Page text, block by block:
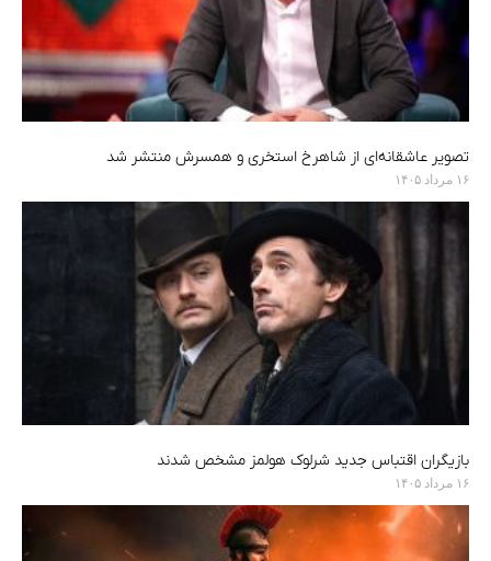
تصویر عاشقانه‌ای از شاهرخ استخری و همسرش منتشر شد
۱۶ مرداد ۱۴۰۵
بازیگران اقتباس جدید شرلوک هولمز مشخص شدند
۱۶ مرداد ۱۴۰۵